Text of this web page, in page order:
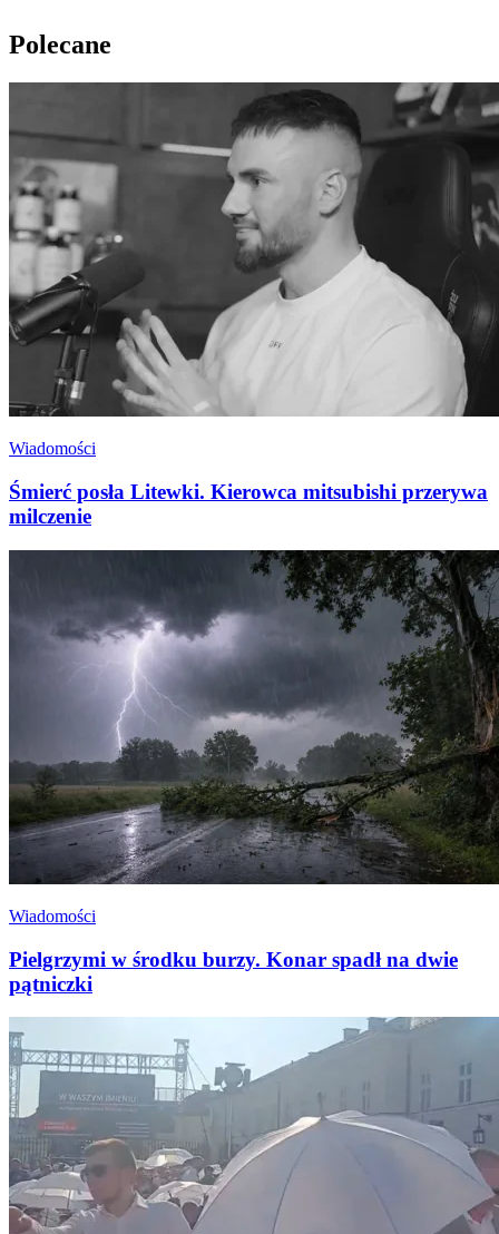
Polecane
Wiadomości
Śmierć posła Litewki. Kierowca mitsubishi przerywa
milczenie
Wiadomości
Pielgrzymi w środku burzy. Konar spadł na dwie
pątniczki